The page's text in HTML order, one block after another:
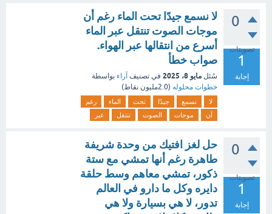
0
تصويتات
1
إجابة
لا نسمع جيدًا تحت الماء رغم أن
موجات الصوت تنتقل عبر الماء
أسرع من انتقالها عبر الهواء.
صواب خطأ
سُئل مايو 8، 2025 في تصنيف آراء بواسطة
خطوات محلوله (2.0مليون نقاط)
لا نسمع جيدًا تحت الماء
رغم
أن
موجات الصوت تنتقل عبر
0
تصويتات
1
إجابة
حل لغز افتيك من وحدة شريفة
طاهرة رغم أنها تمشي مع ستة
ذكور، تمشي معاهم وسط حلقة
دايره وكل ما دارو في العالم
تدور، لا هي بسيارة ولا هي